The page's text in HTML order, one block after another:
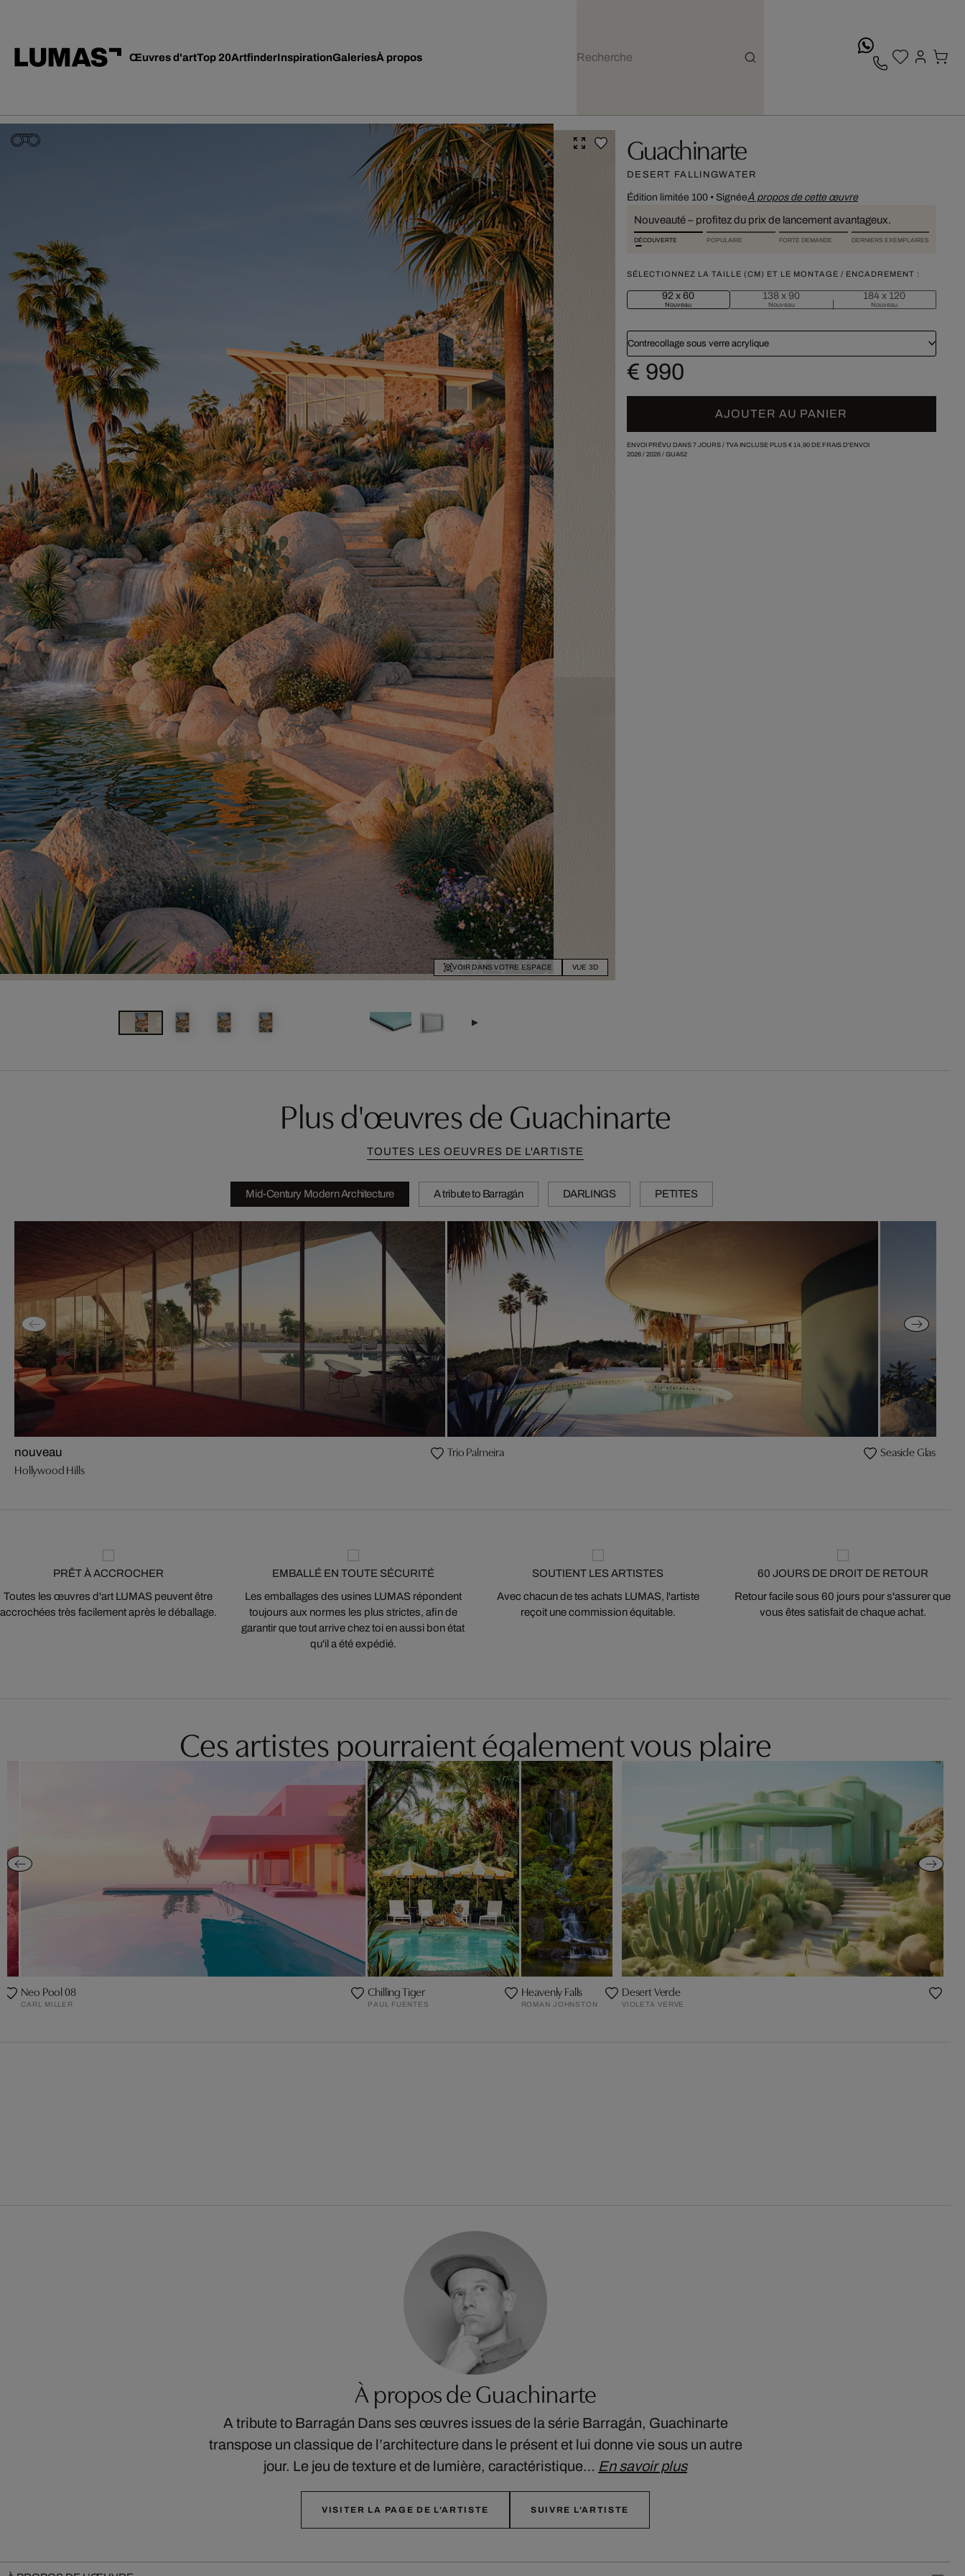
Œuvres d'artTop 20ArtfinderInspirationGaleriesÀ propos
VOIR DANS VOTRE ESPACE VUE 3D
Guachinarte
DESERT FALLINGWATER
Édition limitée 100• SignéeÀ propos de cette œuvre
Nouveauté – profitez du prix de lancement avantageux.
DÉCOUVERTE POPULAIRE FORTE DEMANDE DERNIERS EXEMPLAIRES
SÉLECTIONNEZ LA TAILLE (CM) ET LE MONTAGE / ENCADREMENT :
92 x 60
Nouveau
138 x 90
Nouveau
184 x 120
Nouveau
Contrecollage sous verre acrylique
€ 990
AJOUTER AU PANIER
ENVOI PRÉVU DANS 7 JOURS / TVA INCLUSE PLUS € 14,90DE FRAIS D'ENVOI
2026/ 2026/ GUA52
Plus d'œuvres de Guachinarte
TOUTES LES OEUVRES DE L'ARTISTE
Mid-Century Modern Architecture A tribute to Barragán DARLINGS PETITES
nouveau
Hollywood Hills
Trio Palmeira Seaside Glass
PRÊT À ACCROCHER
Toutes les œuvres d'art LUMAS peuvent être
accrochées très facilement après le déballage.
EMBALLÉ EN TOUTE SÉCURITÉ
Les emballages des usines LUMAS répondent
toujours aux normes les plus strictes, afin de
garantir que tout arrive chez toi en aussi bon état
qu'il a été expédié.
SOUTIENT LES ARTISTES
Avec chacun de tes achats LUMAS, l'artiste
reçoit une commission équitable.
60 JOURS DE DROIT DE RETOUR
Retour facile sous 60 jours pour s'assurer que
vous êtes satisfait de chaque achat.
Ces artistes pourraient également vous plaire
Neo Pool 08
CARL MILLER
Chilling Tiger
PAUL FUENTES
Heavenly Falls
ROMAN JOHNSTON
Desert Verde
VIOLETA VERVE
À propos de Guachinarte
A tribute to Barragán Dans ses œuvres issues de la série Barragán, Guachinarte
transpose un classique de l’architecture dans le présent et lui donne vie sous un autre
jour. Le jeu de texture et de lumière, caractéristique… En savoir plus
VISITER LA PAGE DE L'ARTISTE SUIVRE L'ARTISTE